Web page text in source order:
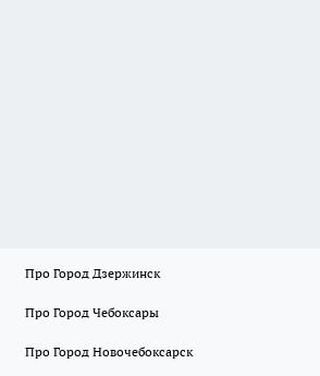
Про Город Дзержинск
Про Город Чебоксары
Про Город Новочебоксарск